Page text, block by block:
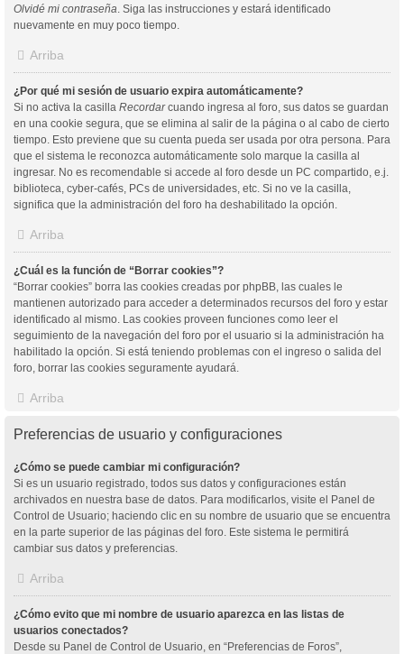
Olvidé mi contraseña. Siga las instrucciones y estará identificado
nuevamente en muy poco tiempo.
Arriba
¿Por qué mi sesión de usuario expira automáticamente?
Si no activa la casilla Recordarcuando ingresa al foro, sus datos se guardan
en una cookie segura, que se elimina al salir de la página o al cabo de cierto
tiempo. Esto previene que su cuenta pueda ser usada por otra persona. Para
que el sistema le reconozca automáticamente solo marque la casilla al
ingresar. No es recomendable si accede al foro desde un PC compartido, e.j.
biblioteca, cyber-cafés, PCs de universidades, etc. Si no ve la casilla,
significa que la administración del foro ha deshabilitado la opción.
Arriba
¿Cuál es la función de “Borrar cookies”?
“Borrar cookies” borra las cookies creadas por phpBB, las cuales le
mantienen autorizado para acceder a determinados recursos del foro y estar
identificado al mismo. Las cookies proveen funciones como leer el
seguimiento de la navegación del foro por el usuario si la administración ha
habilitado la opción. Si está teniendo problemas con el ingreso o salida del
foro, borrar las cookies seguramente ayudará.
Arriba
Preferencias de usuario y configuraciones
¿Cómo se puede cambiar mi configuración?
Si es un usuario registrado, todos sus datos y configuraciones están
archivados en nuestra base de datos. Para modificarlos, visite el Panel de
Control de Usuario; haciendo clic en su nombre de usuario que se encuentra
en la parte superior de las páginas del foro. Este sistema le permitirá
cambiar sus datos y preferencias.
Arriba
¿Cómo evito que mi nombre de usuario aparezca en las listas de
usuarios conectados?
Desde su Panel de Control de Usuario, en “Preferencias de Foros”,